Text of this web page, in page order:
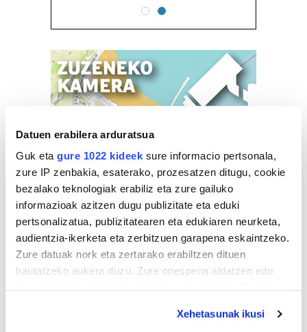
Datuen erabilera arduratsua
Guk eta gure 1022 kideek sure informacio pertsonala,
zure IP zenbakia, esaterako, prozesatzen ditugu, cookie
bezalako teknologiak erabiliz eta zure gailuko
informazioak azitzen dugu publizitate eta eduki
pertsonalizatua, publizitatearen eta edukiaren neurketa,
audientzia-ikerketa eta zerbitzuen garapena eskaintzeko.
Zure datuak nork eta zertarako erabiltzen dituen
hautatzeko aukera duzu. Zure onespena aldatzen edo
Xehetasunak ikusi